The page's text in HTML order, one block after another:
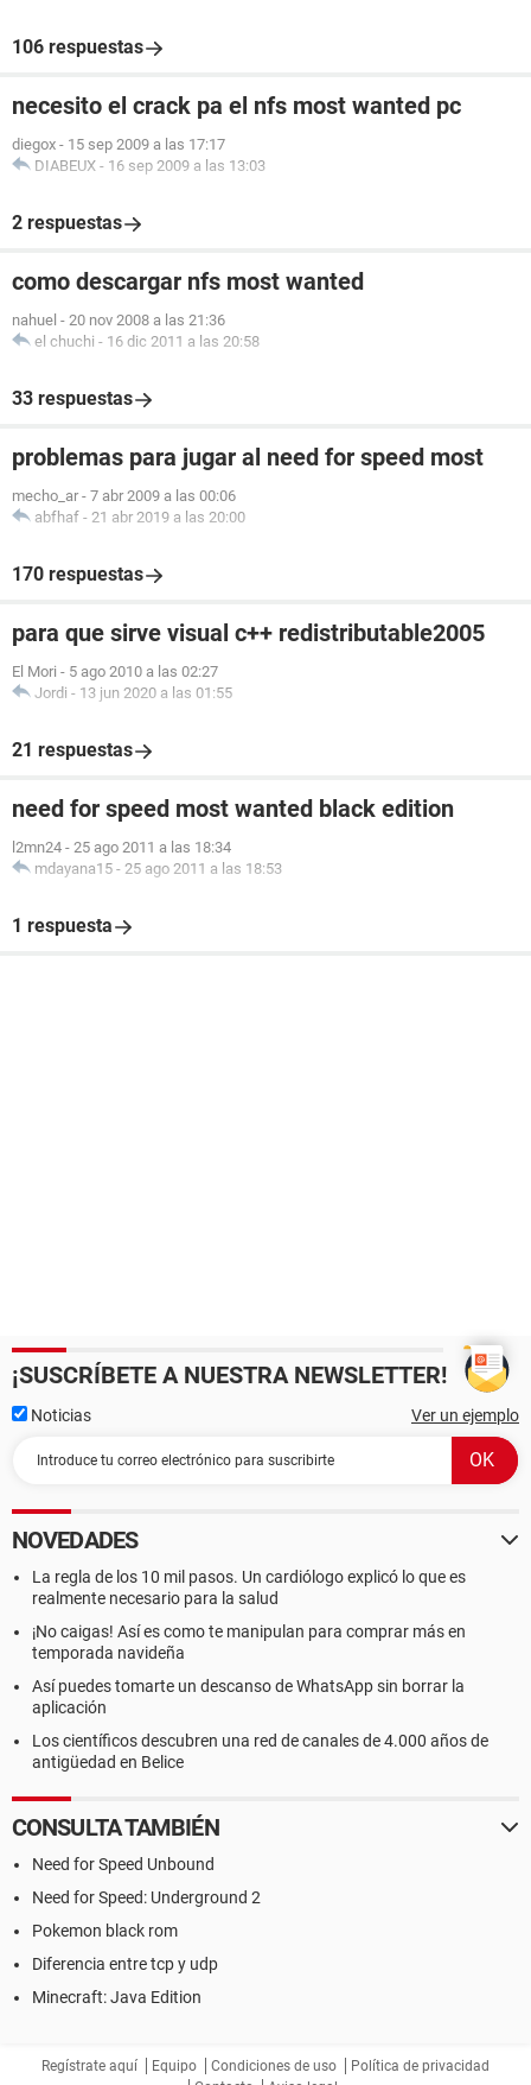
106 respuestas
necesito el crack pa el nfs most wanted pc
diegox - 15 sep 2009 a las 17:17
DIABEUX - 16 sep 2009 a las 13:03
2 respuestas
como descargar nfs most wanted
nahuel - 20 nov 2008 a las 21:36
el chuchi - 16 dic 2011 a las 20:58
33 respuestas
problemas para jugar al need for speed most
mecho_ar - 7 abr 2009 a las 00:06
abfhaf - 21 abr 2019 a las 20:00
170 respuestas
para que sirve visual c++ redistributable2005
El Mori - 5 ago 2010 a las 02:27
Jordi - 13 jun 2020 a las 01:55
21 respuestas
need for speed most wanted black edition
l2mn24 - 25 ago 2011 a las 18:34
mdayana15 - 25 ago 2011 a las 18:53
1 respuesta
¡SUSCRÍBETE A NUESTRA NEWSLETTER!
Noticias Ver un ejemplo
NOVEDADES
La regla de los 10 mil pasos. Un cardiólogo explicó lo que es
realmente necesario para la salud
¡No caigas! Así es como te manipulan para comprar más en
temporada navideña
Así puedes tomarte un descanso de WhatsApp sin borrar la
aplicación
Los científicos descubren una red de canales de 4.000 años de
antigüedad en Belice
CONSULTA TAMBIÉN
Need for Speed Unbound
Need for Speed: Underground 2
Pokemon black rom
Diferencia entre tcp y udp
Minecraft: Java Edition
Regístrate aquí Equipo Condiciones de uso
Política de privacidad